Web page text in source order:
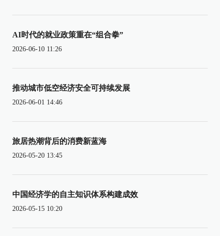
AI时代的就业政策重在“组合拳”
2026-06-10 11:26
推动城市低空经济安全可持续发展
2026-06-01 14:46
旅居热潮背后的消费新蓝海
2026-05-20 13:45
中国经济学的自主知识体系构建成效
2026-05-15 10:20